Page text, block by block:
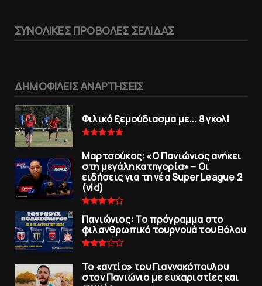
ΣΥΝΟΛΙΚΕΣ ΠΡΟΒΟΛΕΣ ΣΕΛΙΔΑΣ
ΔΗΜΟΦΙΛΕΙΣ ΑΝΑΡΤΗΣΕΙΣ
Φιλικό ξεμούδιασμα με... 8 γκολ!
Μαρτσούκος: «Ο Πανιώνιος ανήκει
στη μεγάλη κατηγορία» – Οι
ειδήσεις για τη νέα Super League 2
(vid)
Πανιώνιoς: Tο πρόγραμμα στο
φιλανθρωπικό τουρνουά του Bόλου
To «αντίο» του Γιαννακόπουλου
στον Πανιώνιο με ευχαριστίες και